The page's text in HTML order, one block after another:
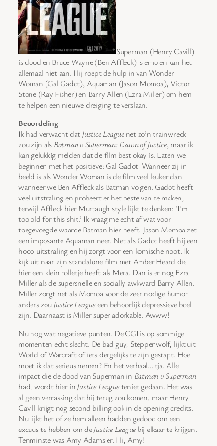
Superman (Henry Cavill)
is dood en Bruce Wayne (Ben Affleck) is emo en kan het
allemaal niet aan. Hij roept de hulp in van Wonder
Woman (Gal Gadot), Aquaman (Jason Momoa), Victor
Stone (Ray Fisher) en Barry Allen (Ezra Miller) om hem
te helpen een nieuwe dreiging te verslaan.
Beoordeling
Ik had verwacht datJustice Leaguenet zo’n trainwreck
zou zijn als Batman v Superman: Dawn of Justice, maar ik
kan gelukkig melden dat de film best okay is. Laten we
beginnen met het positieve: Gal Gadot. Wanneer zij in
beeld is als Wonder Woman is de film veel leuker dan
wanneer we Ben Affleck als Batman volgen. Gadot heeft
veel uitstraling en probeert er het beste van te maken,
terwijl Affleck hier Murtaugh style lijkt te denken: ‘I’m
too old for this shit.’ Ik vraag me echt af wat voor
toegevoegde waarde Batman hier heeft. Jason Momoa zet
een imposante Aquaman neer. Net als Gadot heeft hij een
hoop uitstraling en hij zorgt voor een komische noot. Ik
kijk uit naar zijn standalone film met Amber Heard die
hier een klein rolletje heeft als Mera. Dan is er nog Ezra
Miller als de supersnelle en socially awkward Barry Allen.
Miller zorgt net als Momoa voor de zeer nodige humor
anders zou Justice Leagueeen behoorlijk depressieve boel
zijn. Daarnaast is Miller super adorkable. Awww!
Nu nog wat negatieve punten. De CGI is op sommige
momenten echt slecht. De bad guy, Steppenwolf, lijkt uit
World of Warcraft of iets dergelijks te zijn gestapt. Hoe
moet ik dat serieus nemen? En het verhaal… tja. Alle
impact die de dood van Superman in Batman v Superman
had, wordt hier in Justice Leagueteniet gedaan. Het was
al geen verrassing dat hij terug zou komen, maar Henry
Cavill krijgt nog second billing ook in de opening credits.
Nu lijkt het of ze hem alleen hadden gedood om een
excuus te hebben om deJustice League bij elkaar te krijgen.
Tenminste was Amy Adams er. Hi, Amy!